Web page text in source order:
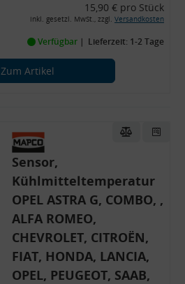
15,90 € pro Stück
inkl. gesetzl. MwSt., zzgl. Versandkosten
Verfügbar Lieferzeit: 1-2 Tage
Zum Artikel
Sensor,
Kühlmitteltemperatur
OPEL ASTRA G, COMBO, ,
ALFA ROMEO,
CHEVROLET, CITROËN,
FIAT, HONDA, LANCIA,
OPEL, PEUGEOT, SAAB,